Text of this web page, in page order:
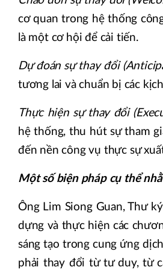
cơ quan trong hệ thống
là một cơ hội để cải tiến.
Dự đoán sự thay đổi
tương lai và chuẩn bị các
Thực hiện sự thay đổi
hệ thống, thu hút sự tham
đến nền công vụ thực sự
Một số biện pháp cụ thể
Ông Lim Siong Guan, Thư
dựng và thực hiện các
sáng tạo trong cung ứng
phải thay đổi từ tư duy, từ